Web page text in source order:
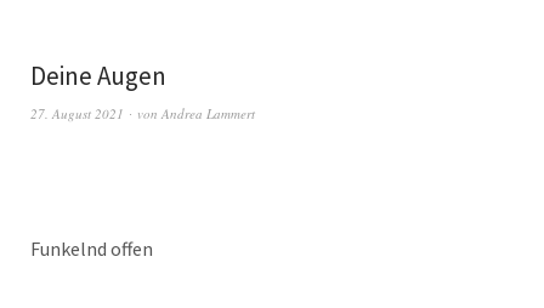
Deine Augen
27. August 2021 von Andrea Lammert
Funkelnd offen